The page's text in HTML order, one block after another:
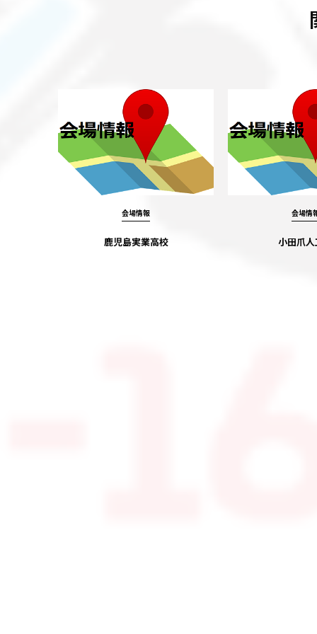
会場情報
鹿児島実業高校
会場情
小田爪